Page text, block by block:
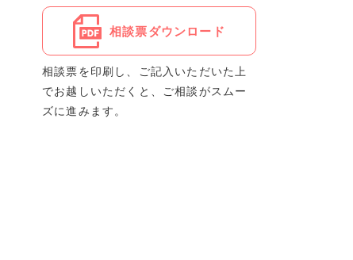
相談票ダウンロード
相談票を印刷し、ご記入いただいた上
でお越しいただくと、ご相談がスムー
ズに進みます。